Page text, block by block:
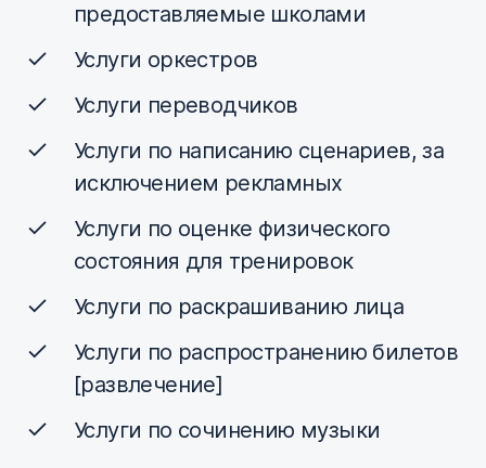
предоставляемые школами
Услуги оркестров
Услуги переводчиков
Услуги по написанию сценариев, за
исключением рекламных
Услуги по оценке физического
состояния для тренировок
Услуги по раскрашиванию лица
Услуги по распространению билетов
[развлечение]
Услуги по сочинению музыки